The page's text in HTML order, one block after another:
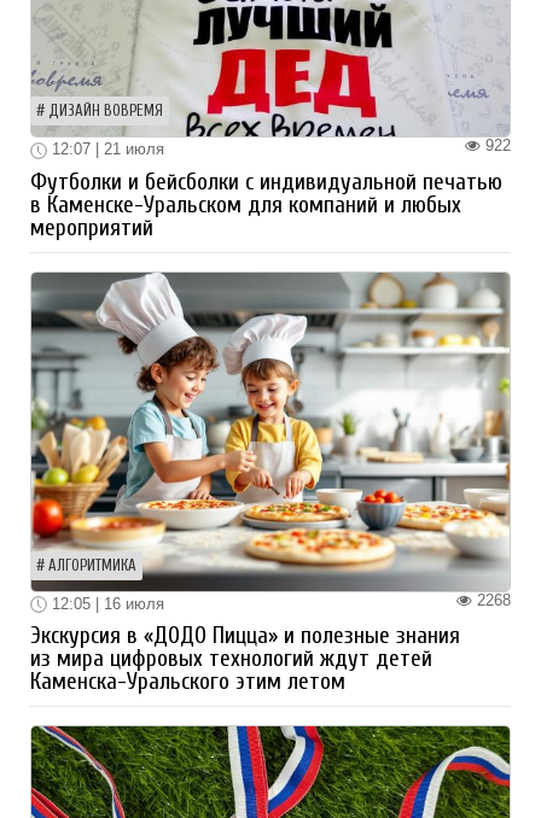
ДИЗАЙН ВОВРЕМЯ
922
12:07 | 21 июля
Футболки и бейсболки с индивидуальной печатью
в Каменске-Уральском для компаний и любых
мероприятий
АЛГОРИТМИКА
2268
12:05 | 16 июля
Экскурсия в «ДОДО Пицца» и полезные знания
из мира цифровых технологий ждут детей
Каменска-Уральского этим летом